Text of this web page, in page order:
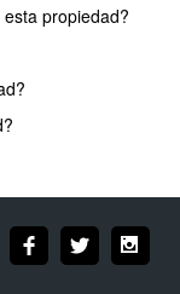
propiedad?